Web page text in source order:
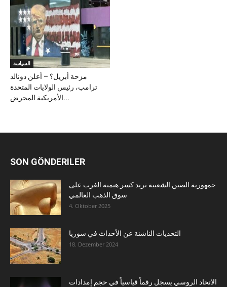
السياسة
مزحة أبريل؟ – أعلن دونالد
ترامب، رئيس الولايات المتحدة
الأمريكية المحرض...
SON GÖNDERILER
جمهورية الصين الشعبية تريد كسر هيمنة الغرب على
سوق الذهب العالمي
4. Oktober 2025
التحديات الناشئة عن الأحداث في سوريا
18. Dezember 2024
الاتحاد الروسي يسجل رقماً قياسياً في حجم إمدادات